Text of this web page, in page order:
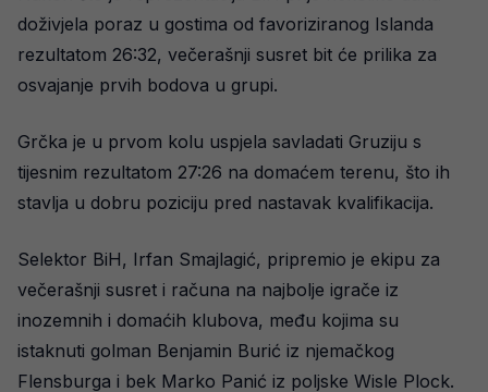
doživjela poraz u gostima od favoriziranog Islanda
rezultatom 26:32, večerašnji susret bit će prilika za
osvajanje prvih bodova u grupi.
Grčka je u prvom kolu uspjela savladati Gruziju s
tijesnim rezultatom 27:26 na domaćem terenu, što ih
stavlja u dobru poziciju pred nastavak kvalifikacija.
Selektor BiH, Irfan Smajlagić, pripremio je ekipu za
večerašnji susret i računa na najbolje igrače iz
inozemnih i domaćih klubova, među kojima su
istaknuti golman Benjamin Burić iz njemačkog
Flensburga i bek Marko Panić iz poljske Wisle Plock.